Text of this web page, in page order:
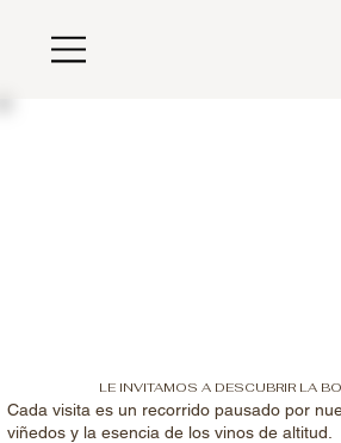
LE INVITAMOS A DESCUBRIR LA
Cada visita es un recorrido pausado por
viñedos y la esencia de los vinos de altitud.